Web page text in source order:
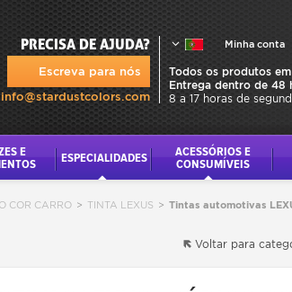
PRECISA DE AJUDA?
Escreva para nós
info@stardustcolors.com
Minha conta
Todos os produtos
Entrega dentro de 48
8 a 17 horas de
E
ESPECIALIDADES
ACESSÓRIOS E
CONSUMÍVEIS
COR CARRO > TINTA LEXUS > Tintas automotivas
Voltar para